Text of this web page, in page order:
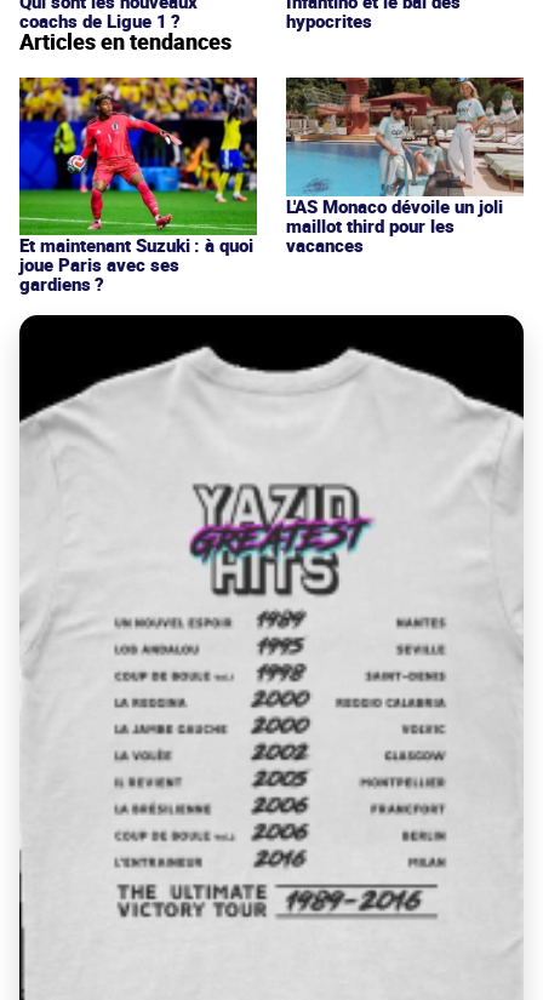
coachs de Ligue 1 ?
hypocrites
Articles en tendances
Et maintenant Suzuki : à quoi
joue Paris avec ses
gardiens ?
L'AS Monaco dévoile un joli
maillot third pour les
vacances